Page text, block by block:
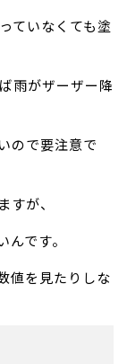
ていなくても塗
雨がザーザー降
ので要注意で
が、
です。
値を見たりしな